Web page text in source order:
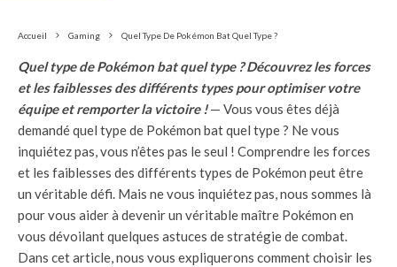
Accueil Gaming Quel Type De Pokémon Bat Quel Type ?
Quel type de Pokémon bat quel type ? Découvrez les forces
et les faiblesses des différents types pour optimiser votre
équipe et remporter la victoire ! — Vous vous êtes déjà
demandé quel type de Pokémon bat quel type ? Ne vous
inquiétez pas, vous n’êtes pas le seul ! Comprendre les forces
et les faiblesses des différents types de Pokémon peut être
un véritable défi. Mais ne vous inquiétez pas, nous sommes là
pour vous aider à devenir un véritable maître Pokémon en
vous dévoilant quelques astuces de stratégie de combat.
Dans cet article, nous vous expliquerons comment choisir les